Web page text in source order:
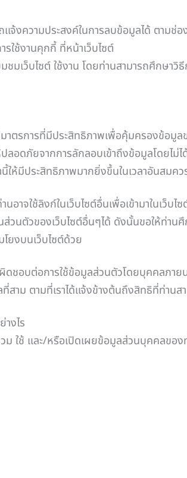
จ้งความประสงค์ในการลบข้อมูลได้ ตาม
รใช้งานคุกกี้ ที่หน้าเว็บไซต์
มเว็บไซต์ ใช้งาน โดยท่านสามารถศึกษา
การที่มีประสิทธิภาพเพื่อคุ้มครองข้อมูล
ภัยจากการลักลอบเข้าถึงข้อมูลโดยไม่ได้
ให้มีประสิทธิภาพมากยิ่งขึ้นในเวลาอันสมคว
ใช้ลิงก์ในเว็บไซต์อื่นเพื่อเข้ามาในเว็บไ
วนตัวของเว็บไซต์อื่นๆได้ ดังนั้นขอให้ท่า
ยงบนเว็บไซต์ด้วย
อบต่อการใช้ข้อมูลส่วนตัวโดยบุคคลภา
าม ตามที่เราได้แจ้งข้างต้นถึงสิทธิที่ท่านส
งไร
ใช้ และ/หรือเปิดเผยข้อมูลส่วนบุคคลข